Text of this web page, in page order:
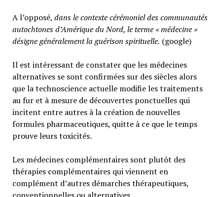
A l’opposé, dans le contexte cérémoniel des communautés
autochtones d’Amérique du Nord, le terme « médecine »
désigne généralementla guérison spirituelle. (google)
Il est intéressant de constater que les médecines
alternatives se sont confirmées sur des siècles alors
que la technoscience actuelle modifie les traitements
au fur et à mesure de découvertes ponctuelles qui
incitent entre autres à la création de nouvelles
formules pharmaceutiques, quitte à ce que le temps
prouve leurs toxicités.
Les médecines complémentaires sont plutôt des
thérapies complémentaires qui viennent en
complément d’autres démarches thérapeutiques,